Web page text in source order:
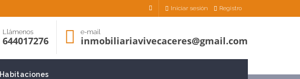
Iniciar sesión Registro
Llámenos
644017276
e-mail
inmobiliariavivecaceres@gmail.com
Habitaciones